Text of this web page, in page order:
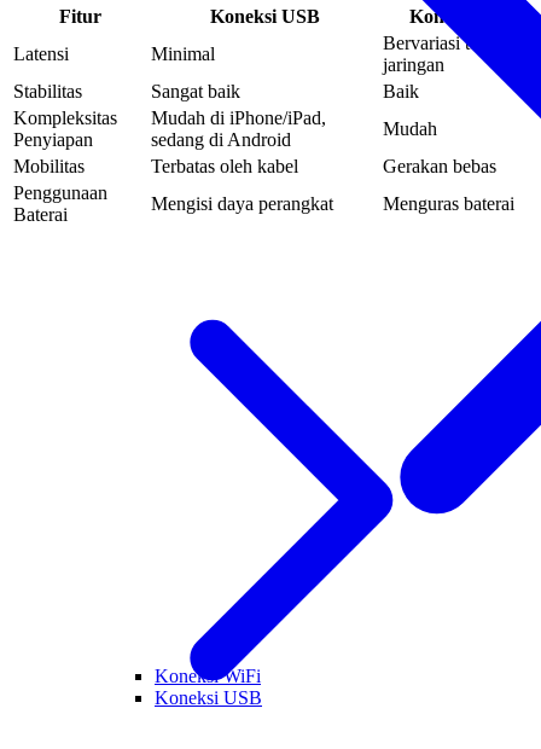
Koneksi WiFi
Koneksi USB
Fitur Koneksi USB
Koneksi WiFi
Latensi
Minimal
Bervariasi
jaringan
Stabilitas
Sangat baik
Baik
Kompleksitas
Penyiapan
Mudah di iPhone/iPad,
sedang di Android
Mudah
Mobilitas
Terbatas oleh kabel
Gerakan bebas
Penggunaan
Baterai
Mengisi daya perangkat Menguras baterai